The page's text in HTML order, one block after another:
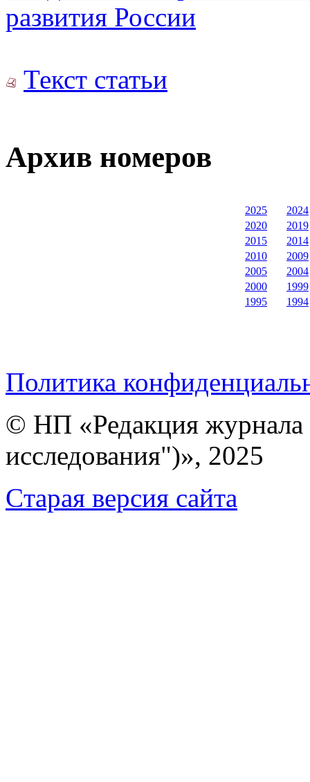
развития России
Текст статьи
Архив номеров
2025
2024
2020
2019
2015
2014
2010
2009
2005
2004
2000
1999
1995
1994
Политика
© НП «Редакция
исследования")», 2025
Cтарая версия сайта